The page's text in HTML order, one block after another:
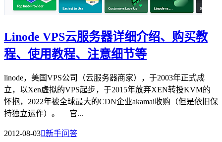
Linode VPS云服务器详细介绍、购买教
程、使用教程、注意细节等
linode，美国VPS公司（云服务器商家），于2003年正式成
立，以Xen虚拟的VPS起步，于2015年放弃XEN转投KVM的
怀抱，2022年被全球最大的CDN企业akamai收购（但是依旧保
持独立运作）。 官...
2012-08-03新手问答